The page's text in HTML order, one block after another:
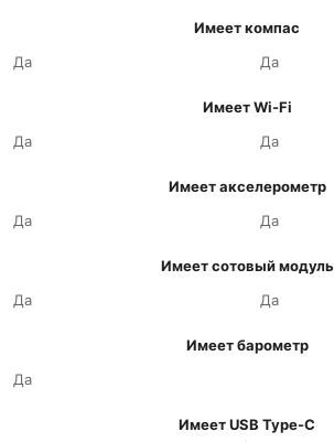
Имеет компас
Да
Да
Имеет Wi-Fi
Да
Да
Имеет акселерометр
Да
Да
Имеет сотовый модуль
Да
Да
Имеет барометр
Да
Имеет USB Type-C